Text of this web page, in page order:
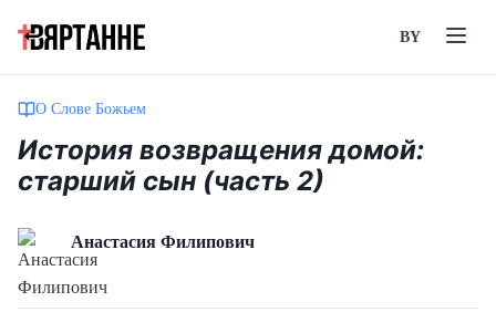
BY
О Слове Божьем
История возвращения домой:
старший сын (часть 2)
Анастасия Филипович